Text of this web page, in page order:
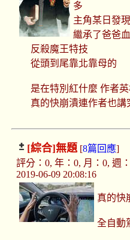
多
主角某日發
繼承了爸爸
反殺魔王特技
從頭到尾靠北靠母的
是在特別紅什麼 作者
真的快崩潰連作者也
[綜合]無題[8篇回應]
評分：0, 年：0, 月：0, 週
2019-06-09 20:08:16
真的快
全自動